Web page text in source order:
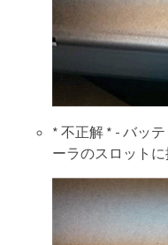
* 不正解 * - バッ
ーラのスロット